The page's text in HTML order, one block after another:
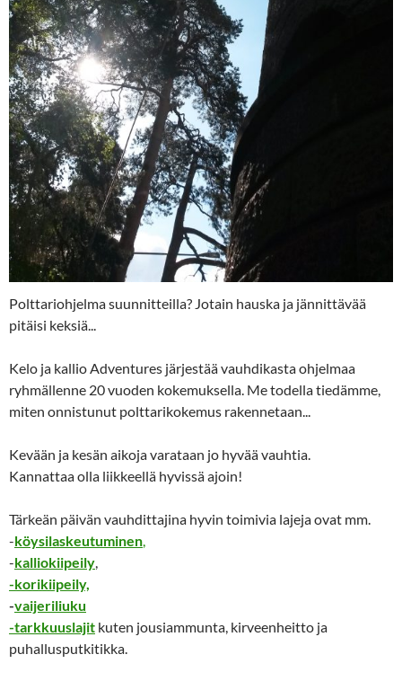
Polttariohjelma suunnitteilla? Jotain hauska ja jännittävää
pitäisi keksiä...
Kelo ja kallio Adventures järjestää vauhdikasta ohjelmaa
ryhmällenne 20 vuoden kokemuksella. Me todella tiedämme,
miten onnistunut polttarikokemus rakennetaan...
Kevään ja kesän aikoja varataan jo hyvää vauhtia.
Kannattaa olla liikkeellä hyvissä ajoin!
Tärkeän päivän vauhdittajina hyvin toimivia lajeja ovat mm.
-köysilaskeutuminen
-kalliokiipeily
-korikiipeily,
-vaijeriliuku
-tarkkuuslajit kuten jousiammunta, kirveenheitto ja
puhallusputkitikka.